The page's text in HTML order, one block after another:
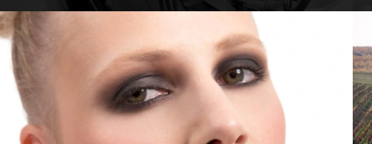
Klassische Editorials